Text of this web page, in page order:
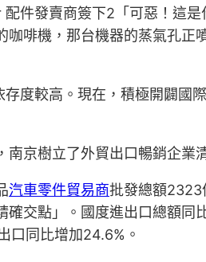
件發賣商簽下2「可惡！這
咖啡機，那台機器的蒸氣孔正
度較高。現在，積極開闢國
南京樹立了外貿出口暢銷企業
汽車零件貿易商批發總額2323
交點」。國度進出口總額同
口同比增加24.6%。